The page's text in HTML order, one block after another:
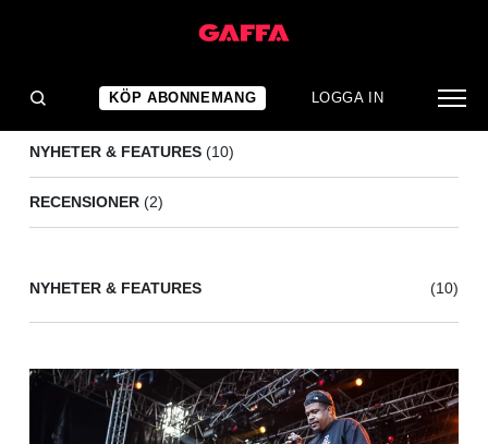
KÖP ABONNEMANG LOGGA IN
NYHETER & FEATURES (10)
RECENSIONER (2)
NYHETER & FEATURES (10)